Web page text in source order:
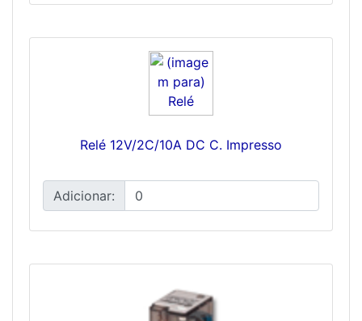
Relé 12V/2C/10A DC C. Impresso
Adicionar: